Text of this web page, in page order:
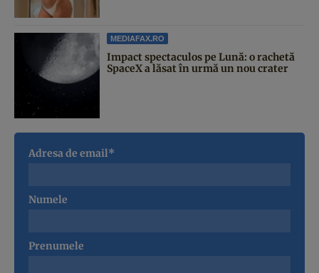
MEDIAFAX.RO
Impact spectaculos pe Lună: o rachetă
SpaceX a lăsat în urmă un nou crater
Adresa de email*
Numele
Prenumele